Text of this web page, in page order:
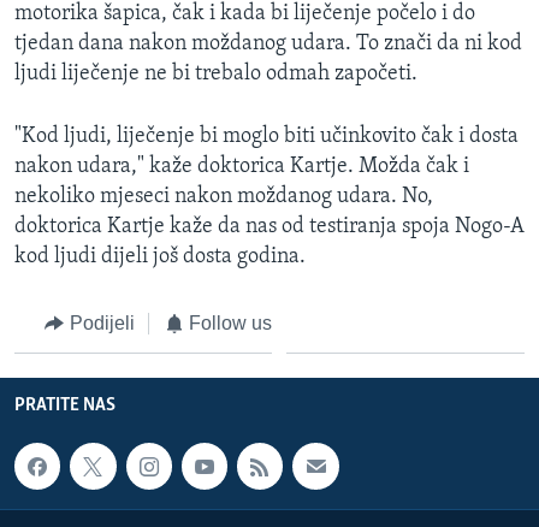
motorika šapica, čak i kada bi liječenje počelo i do
tjedan dana nakon moždanog udara. To znači da ni kod
ljudi liječenje ne bi trebalo odmah započeti.
"Kod ljudi, liječenje bi moglo biti učinkovito čak i dosta
nakon udara," kaže doktorica Kartje. Možda čak i
nekoliko mjeseci nakon moždanog udara. No,
doktorica Kartje kaže da nas od testiranja spoja Nogo-A
kod ljudi dijeli još dosta godina.
Podijeli Follow us
PRATITE NAS